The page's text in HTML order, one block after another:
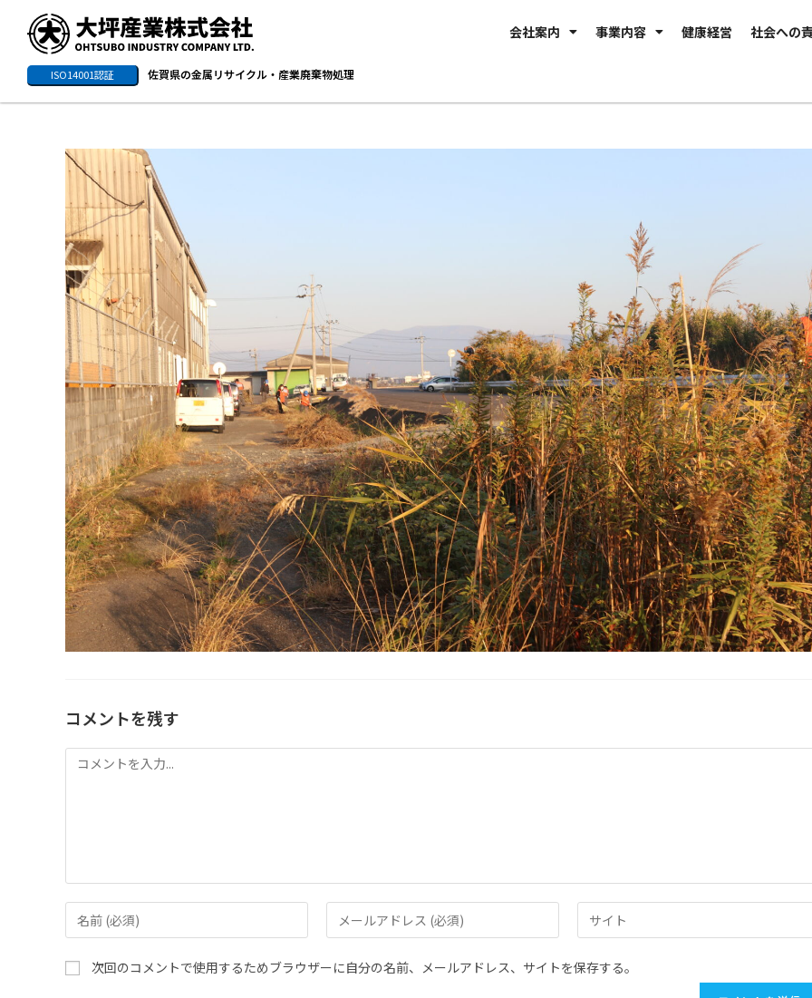
会社案内 事業内容 健康経営 社会への
ISO14001認証 佐賀県の金属リサイクル・産業廃棄物処理
コメントを残す
次回のコメントで使用するためブラウザーに自分の名前、メールアドレス、サイトを保存する。